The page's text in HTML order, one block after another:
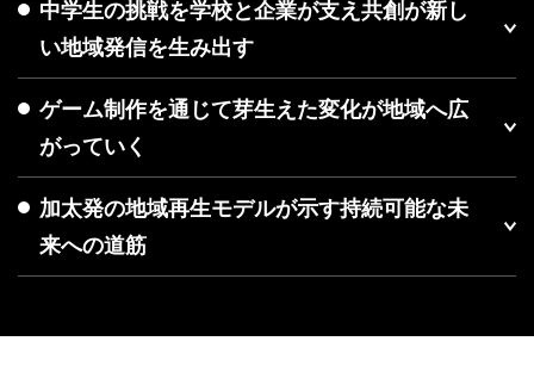
中学生の挑戦を学校と企業が支え共創が新し
い地域発信を生み出す
ゲーム制作を通じて芽生えた変化が地域へ広
がっていく
加太発の地域再生モデルが示す持続可能な未
来への道筋